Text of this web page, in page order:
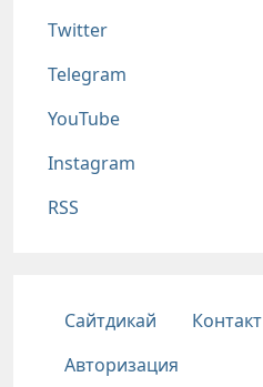
Twitter
Telegram
YouTube
Instagram
RSS
Подвал
Сайтдикай Контакт
Авторизация